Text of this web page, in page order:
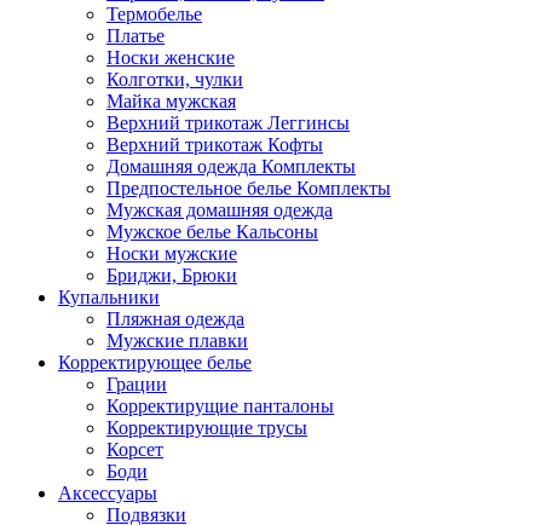
Термобелье
Платье
Носки женские
Колготки, чулки
Майка мужская
Верхний трикотаж Леггинсы
Верхний трикотаж Кофты
Домашняя одежда Комплекты
Предпостельное белье Комплекты
Мужская домашняя одежда
Мужское белье Кальсоны
Носки мужские
Бриджи, Брюки
Купальники
Пляжная одежда
Мужские плавки
Корректирующее белье
Грации
Корректирущие панталоны
Корректирующие трусы
Корсет
Боди
Аксессуары
Подвязки